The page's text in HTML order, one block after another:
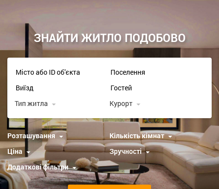
ЗНАЙТИ ЖИТЛО ПОДОБОВО
Тип житла Курорт
Розташування
Кількість кімнат
Ціна
Зручності
Додаткові фільтри